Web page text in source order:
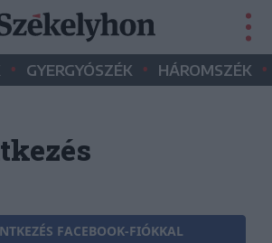
• GYERGYÓSZÉK • HÁROMSZÉK •
FACEBOOK-FIÓKKAL